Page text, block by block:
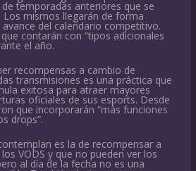
temporadas anteriores que se
mismos llegarán de forma
del calendario competitivo.
contarán con “tipos adicionales
el año.
recompensas a cambio de
transmisiones es una práctica que
exitosa para atraer mayores
oficiales de sus esports. Desde
que incorporarán “más funciones
drops”.
es la de recompensar a
VODS y que no pueden ver los
al día de la fecha no es una